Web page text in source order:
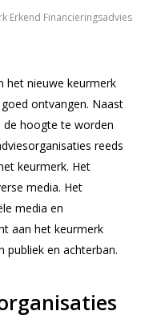
Erkend Financieringsadvies
het nieuwe keurmerk
ontvangen. Naast
hoogte te worden
reeds
keurmerk. Het
media. Het
media en
aan het keurmerk
publiek en achterban.